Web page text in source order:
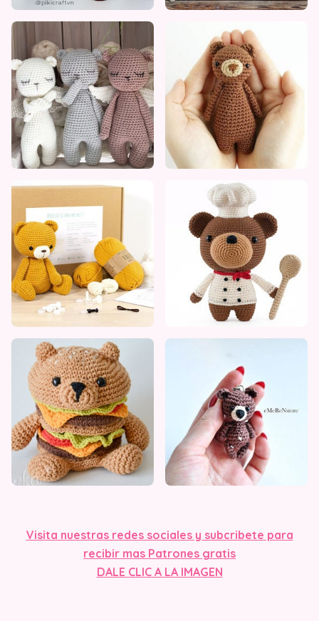
Visita nuestras redes sociales y subcribete para
recibir mas Patrones gratis
DALE CLIC A LA IMAGEN